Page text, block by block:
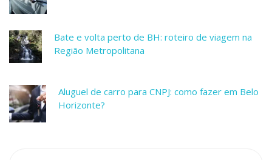
Bate e volta perto de BH: roteiro de viagem na
Região Metropolitana
Aluguel de carro para CNPJ: como fazer em Belo
Horizonte?